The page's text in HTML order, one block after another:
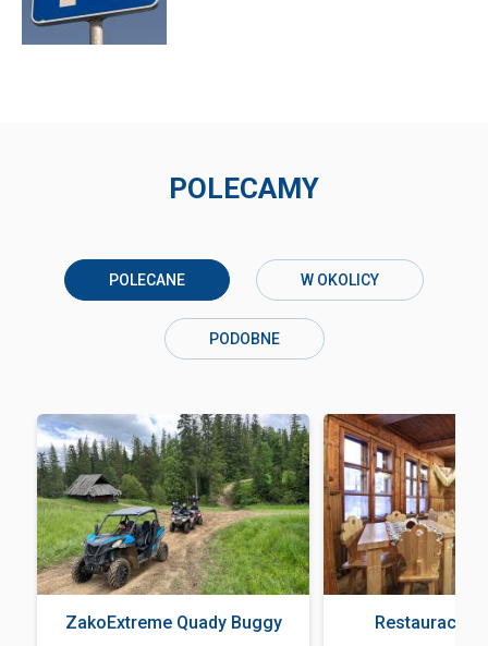
POLECAMY
POLECANE W OKOLICY
PODOBNE
ZakoExtreme Quady Buggy Restauracja